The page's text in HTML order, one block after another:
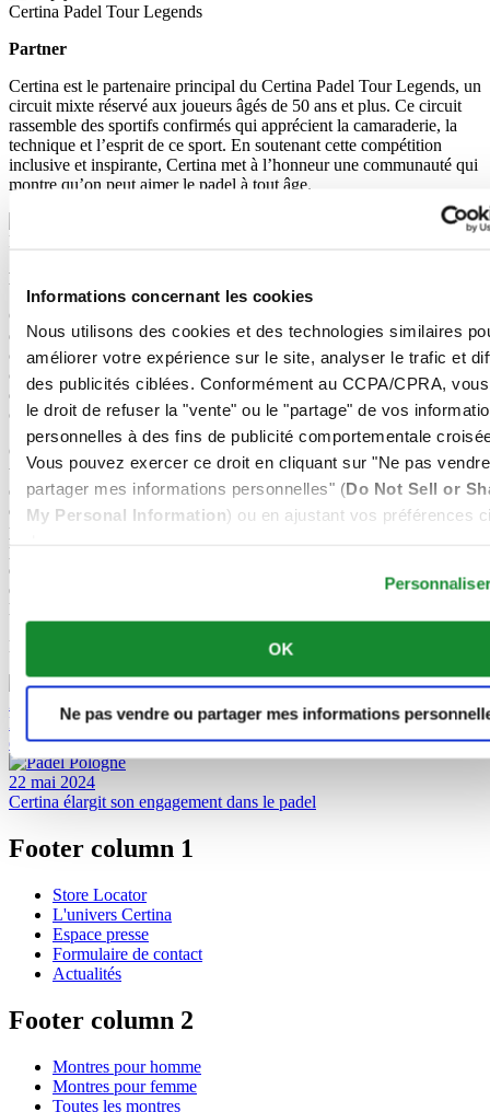
Informations concernant les cookies
Nous utilisons des cookies et des technologies similaires
améliorer votre expérience sur le site, analyser le trafic et
des publicités ciblées. Conformément au CCPA/CPRA,
le droit de refuser la "vente" ou le "partage" de vos
personnelles à des fins de publicité comportementale
Vous pouvez exercer ce droit en cliquant sur "Ne pas
partager mes informations personnelles" (Do Not Sell or
My Personal Information) ou en ajustant vos préférences
OK
Ne pas vendre ou partager mes informations
Certina Padel Tour Legends
Partner
Certina est le partenaire principal du Certina Padel Tour Legends, un
circuit mixte réservé aux joueurs âgés de 50 ans et plus. Ce circuit
rassemble des sportifs confirmés qui apprécient la camaraderie, la
technique et l’esprit de ce sport. En soutenant cette compétition
inclusive et inspirante, Certina met à l’honneur une communauté qui
montre qu’on peut aimer le padel à tout âge.
Padel Vlaanderen
Partenaire
Certina est fière de soutenir la communauté de padel belge en tant
que partenaire des journées « Improve Your Padel », en
collaboration avec Padel Vlaanderen. Lors de ces sessions, une
centaine de joueurs sont encadrés de manière gratuite et ludique par
des entraîneurs professionnels pour les inciter à développer leurs
compétences – un moyen judicieux de développer ce sport.
Certina et le padel forment un double parfait à tous les égards, sur le
terrain comme en-dehors de celui-ci. Les points de convergence
entre la marque et cette discipline sautent en effet aux yeux, ou plus
exactement... au poignet. Le padel est un sport dynamique, urbain,
précis, rapide et puissant. Ce sport tendance est parfaitement en
phase avec la marque horlogère suisse qui revendique depuis des
décennies son esprit sportif avec des montres extrêmement robustes
et fiables. C’est pourquoi Certina a décidé de soutenir dès à présent
le développement local du padel dans différents pays.
En savoir plus sur padel
2 septembre 2024
DS-7 Chrono Auto : un nouveau garde-temps sportif avec beaucoup
d'impact
22 mai 2024
Certina élargit son engagement dans le padel
Footer column 1
Store Locator
L'univers Certina
Espace presse
Formulaire de contact
Actualités
Footer column 2
Montres pour homme
Montres pour femme
Toutes les montres